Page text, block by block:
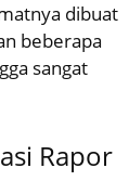
dibuat
beberapa
sangat
Rapor